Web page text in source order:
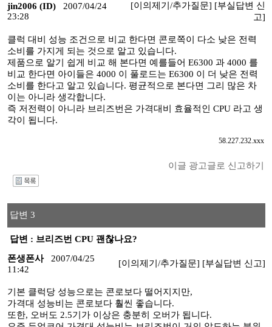
jin2006 (ID)
2007/04/24
23:28
[이의제기/추가질문] [부실답변 신
고]
클럭 대비 성능 조건으로 비교 한다면 콘로쪽이 다소 낮은 전력
소비를 가지게 되는 것으로 알고 있습니다.
제품으로 알기 쉽게 비교 해 본다면 예를들어 E6300 과 4000 를
비교 한다면 아이들은 4000 이 풀로드는 E6300 이 더 낮은 전력
소비를 한다고 알고 있습니다. 평균적으로 본다면 그리 많은 차
이는 아니라 생각합니다.
즉 저전력이 아니라 브리즈번은 가격대비 효율적인 CPU 라고 생
각이 됩니다.
58.227.232.xxx
이글 광고글로 신고하기
답변 3
답변 : 브리즈번 CPU 괜찮나요?
폰생폰사
2007/04/25
11:42
[이의제기/추가질문] [부실답변 신고]
기본 클럭당 성능으로는 콘로보다 떨어지지만,
가격대 성능비는 콘로보다 훨씬 좋습니다.
또한, 오버도 2.5기가 이상은 충분히 오버가 됩니다.